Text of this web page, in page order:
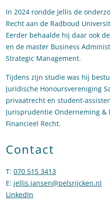
In 2024 rondde Jellis de
Recht aan de Radboud
Eerder behaalde hij daar ook
en de master Business
Strategic Management.
Tijdens zijn studie was hij
Juridische Honoursvereniging
privaatrecht en student-
Jurisprudentie Onderneming
Financieel Recht.
Contact
T: 070 515 3413
E: jellis.jansen@pelsrijcken.nl
LinkedIn